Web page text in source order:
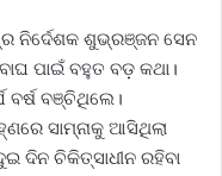
ନିର୍ଦେଶକ ଶୁଭ୍ରଞ୍ଜନ ସେନ
ପାଇଁ ବହୁତ ବଡ଼ କଥା।
ବର୍ଷ ବଞ୍ଚିଥିଲେ।
ସାମ୍ନାକୁ ଆସିଥିଲା
ଦିନ ଚିକିତ୍ସାଧୀନ ରହିବା